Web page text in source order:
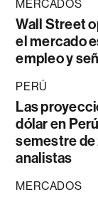
MERCADOS
Wall Street
el mercado
empleo y
PERÚ
Las
dólar en
semestre
analistas
MERCADOS